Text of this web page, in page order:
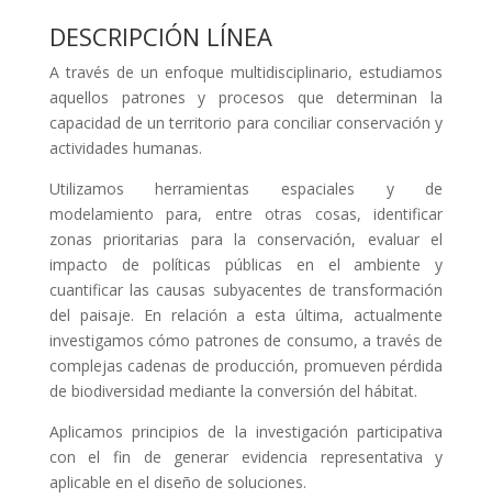
DESCRIPCIÓN LÍNEA
A través de un enfoque multidisciplinario, estudiamos
aquellos patrones y procesos que determinan la
capacidad de un territorio para conciliar conservación y
actividades humanas.
Utilizamos herramientas espaciales y de
modelamiento para, entre otras cosas, identificar
zonas prioritarias para la conservación, evaluar el
impacto de políticas públicas en el ambiente y
cuantificar las causas subyacentes de transformación
del paisaje. En relación a esta última, actualmente
investigamos cómo patrones de consumo, a través de
complejas cadenas de producción, promueven pérdida
de biodiversidad mediante la conversión del hábitat.
Aplicamos principios de la investigación participativa
con el fin de generar evidencia representativa y
aplicable en el diseño de soluciones.